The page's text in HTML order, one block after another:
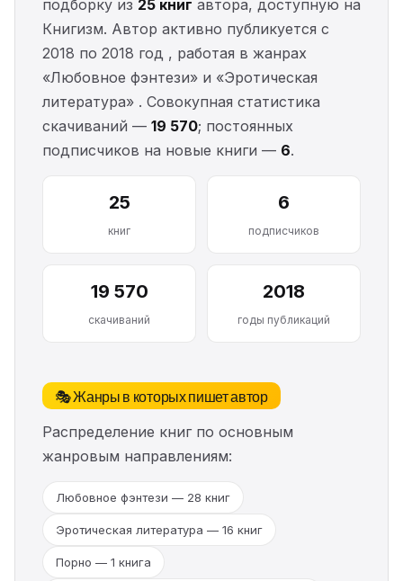
подборку из 25 книг автора, доступную на
Книгизм. Автор активно публикуется с
2018 по 2018 год , работая в жанрах
«Любовное фэнтези» и «Эротическая
литература» . Совокупная статистика
скачиваний — 19 570; постоянных
подписчиков на новые книги — 6.
25
книг
6
подписчиков
19 570
скачиваний
2018
годы публикаций
🎭 Жанры в которых пишет автор
Распределение книг по основным
жанровым направлениям:
Любовное фэнтези — 28 книг
Эротическая литература — 16 книг
Порно — 1 книга